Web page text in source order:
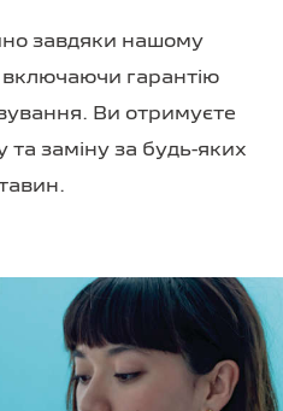
завдяки нашому
включаючи гарантію
Ви отримуєте
та заміну за будь-яких